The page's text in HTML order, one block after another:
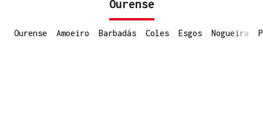
Ourense
Ourense Amoeiro Barbadás Coles Esgos Nogueira